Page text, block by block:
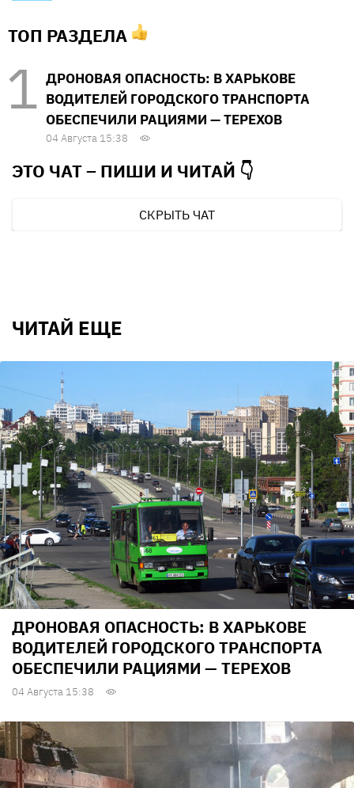
ТОП РАЗДЕЛА
ДРОНОВАЯ ОПАСНОСТЬ: В ХАРЬКОВЕ
ВОДИТЕЛЕЙ ГОРОДСКОГО ТРАНСПОРТА
ОБЕСПЕЧИЛИ РАЦИЯМИ — ТЕРЕХОВ
04 Августа 15:38
ЭТО ЧАТ – ПИШИ И ЧИТАЙ 👇
СКРЫТЬ ЧАТ
ЧИТАЙ ЕЩЕ
ДРОНОВАЯ ОПАСНОСТЬ: В ХАРЬКОВЕ
ВОДИТЕЛЕЙ ГОРОДСКОГО ТРАНСПОРТА
ОБЕСПЕЧИЛИ РАЦИЯМИ — ТЕРЕХОВ
04 Августа 15:38